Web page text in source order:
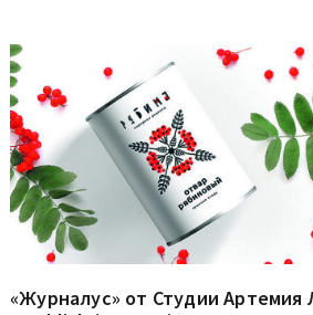
«Журналус» от Студии Артемия